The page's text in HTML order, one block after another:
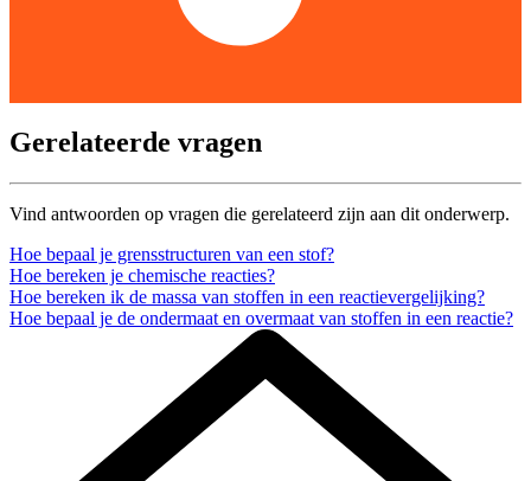
Gerelateerde vragen
Vind antwoorden op vragen die gerelateerd zijn aan dit onderwerp.
Hoe bepaal je grensstructuren van een stof?
Hoe bereken je chemische reacties?
Hoe bereken ik de massa van stoffen in een reactievergelijking?
Hoe bepaal je de ondermaat en overmaat van stoffen in een reactie?